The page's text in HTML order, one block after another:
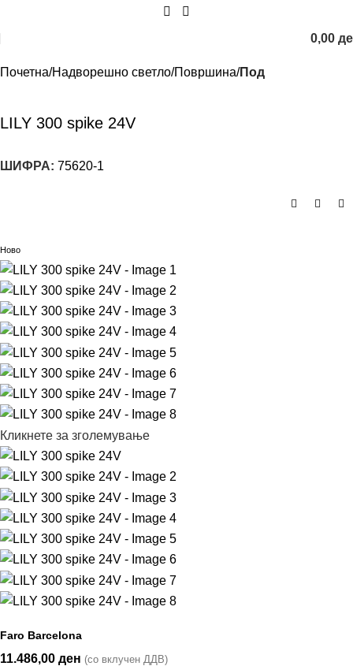
0,00
Почетна Надворешно светло Површина Под
LILY 300 spike 24V
ШИФРА: 75620-1
Ново
Кликнете за зголемување
Faro Barcelona
11.486,00 ден (со вклучен ДДВ)